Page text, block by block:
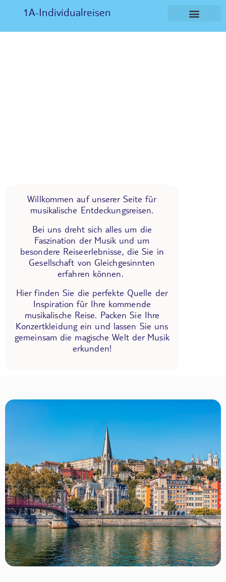
1A-Individualreisen
Willkommen auf unserer Seite für
musikalische Entdeckungsreisen.
Bei uns dreht sich alles um die
Faszination der Musik und um
besondere Reiseerlebnisse, die Sie in
Gesellschaft von Gleichgesinnten
erfahren können.
Hier finden Sie die perfekte Quelle der
Inspiration für Ihre kommende
musikalische Reise. Packen Sie Ihre
Konzertkleidung ein und lassen Sie uns
gemeinsam die magische Welt der Musik
erkunden!